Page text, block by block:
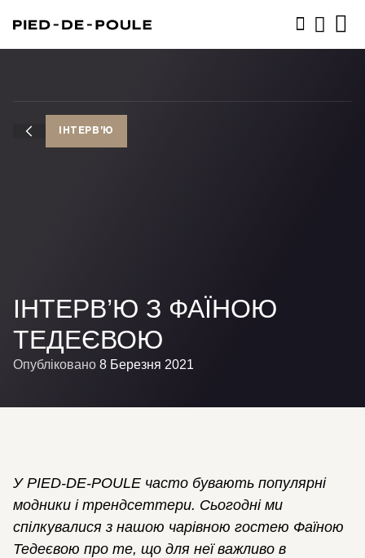
ІНТЕРВ'Ю
ІНТЕРВ’Ю З ФАЇНОЮ
ТЕДЕЄВОЮ
Опубліковано 8 Березня 2021
У PIED-DE-POULE часто бувають популярні
модники і трендсеттери. Сьогодні ми
спілкувалися з нашою чарівною гостею Фаїною
Тедеєвою про те, що для неї важливо в